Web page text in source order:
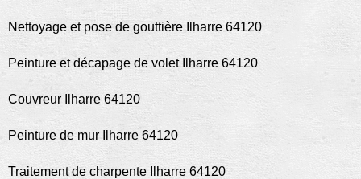
Nettoyage et pose de gouttière Ilharre 64120
Peinture et décapage de volet Ilharre 64120
Couvreur Ilharre 64120
Peinture de mur Ilharre 64120
Traitement de charpente Ilharre 64120